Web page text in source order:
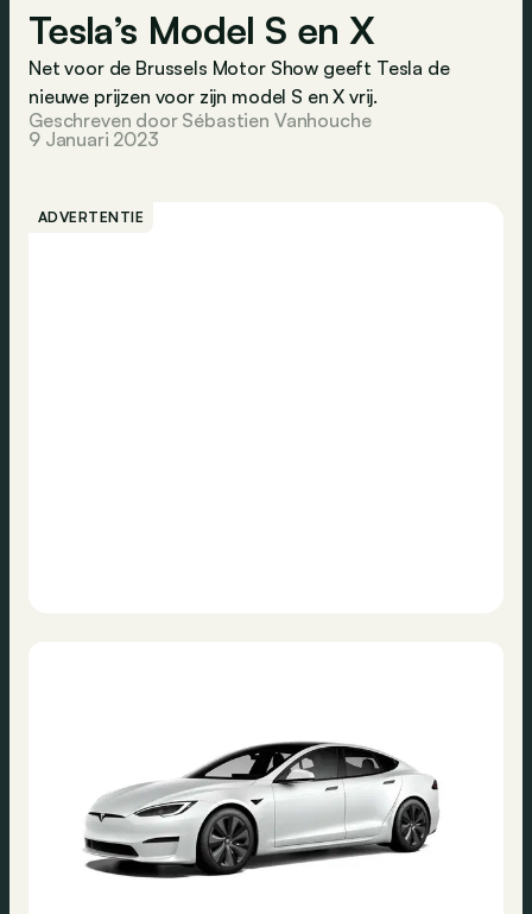
Tesla’s Model S en X
Net voor de Brussels Motor Show geeft Tesla de
nieuwe prijzen voor zijn model S en X vrij.
Geschreven door Sébastien Vanhouche
9 Januari 2023
ADVERTENTIE